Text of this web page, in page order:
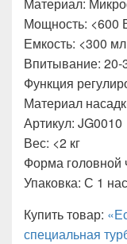
Мощность: <600
Емкость: <300 мл
Впитывание: 20-
Функция
Материал
Артикул: JG0010
Вес: <2 кг
Форма головной
Упаковка: С 1
Купить товар:
специальная